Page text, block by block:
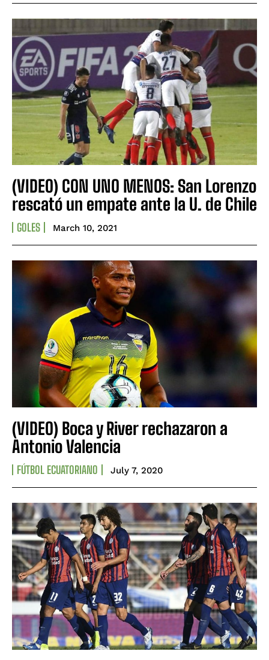
(VIDEO) CON UNO MENOS: San Lorenzo
rescató un empate ante la U. de Chile
GOLES March 10, 2021
(VIDEO) Boca y River rechazaron a
Antonio Valencia
FÚTBOL ECUATORIANO July 7, 2020